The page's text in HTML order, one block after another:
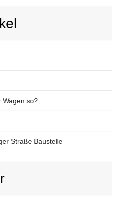
Wagen so?
Straße Baustelle